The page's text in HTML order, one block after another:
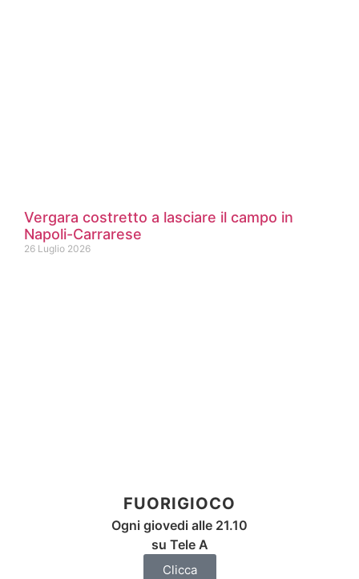
Vergara costretto a lasciare il campo in
Napoli-Carrarese
26 Luglio 2026
FUORIGIOCO
Ogni giovedi alle 21.10
su Tele A
Clicca